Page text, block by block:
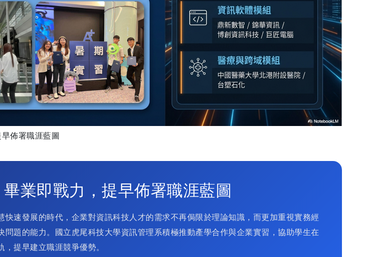
佈署職涯藍圖
業即戰力，提早佈署職涯藍圖
快速發展的時代，企業對資訊科技人才的需求不再侷限於理論知識，而更加重視實務經
問題的能力。國立虎尾科技大學資訊管理系積極推動產學合作與企業實習，協助學生在
，提早建立職涯競爭優勢。